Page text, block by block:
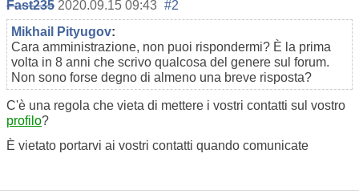
Fast235 2020.09.15 09:43 #2
Mikhail Pityugov:
Cara amministrazione, non puoi rispondermi? È la prima
volta in 8 anni che scrivo qualcosa del genere sul forum.
Non sono forse degno di almeno una breve risposta?
C'è una regola che vieta di mettere i vostri contatti sul vostro
profilo?
È vietato portarvi ai vostri contatti quando comunicate